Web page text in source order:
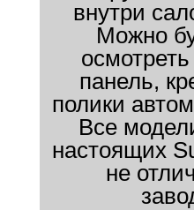
внутри
Можно
панель,
полики
Все
настоящих
не